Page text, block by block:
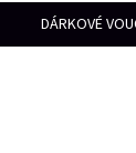
DÁRKOVÉ